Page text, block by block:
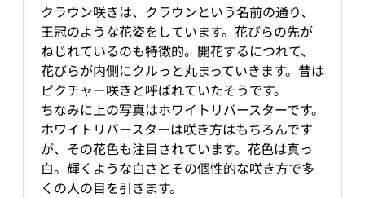
クラウン咲きは、クラウンという名前の通り、
王冠のような花姿をしています。花びらの先が
ねじれているのも特徴的。開花するにつれて、
花びらが内側にクルっと丸まっていきます。昔は
ピクチャー咲きと呼ばれていたそうです。
ちなみに上の写真はホワイトリバースターです。
ホワイトリバースターは咲き方はもちろんです
が、その花色も注目されています。花色は真っ
白。輝くような白さとその個性的な咲き方で多
くの人の目を引きます。